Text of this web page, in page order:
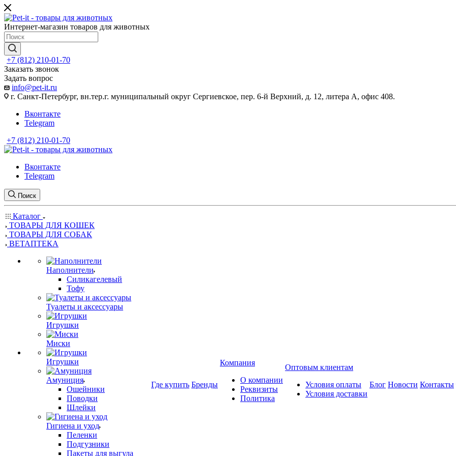
Интернет-магазин товаров для животных
+7 (812) 210-01-70
Заказать звонок
Задать вопрос
info@pet-it.ru
г. Санкт-Петербург, вн.тер.г. муниципальный округ Сергиевское, пер. 6-й Верхний, д. 12, литера А, офис 408.
Вконтакте
Telegram
+7 (812) 210-01-70
Вконтакте
Telegram
Поиск
Каталог
ТОВАРЫ ДЛЯ КОШЕК
ТОВАРЫ ДЛЯ СОБАК
ВЕТАПТЕКА
Наполнители
Силикагелевый
Тофу
Туалеты и аксессуары
Игрушки
Миски
Игрушки
Амуниция
Ошейники
Поводки
Шлейки
Гигиена и уход
Пеленки
Подгузники
Пакеты для выгула
Где купить Бренды
Компания
О компании
Реквизиты
Политика
Оптовым клиентам
Условия оплаты
Условия доставки
Блог Новости Контакты